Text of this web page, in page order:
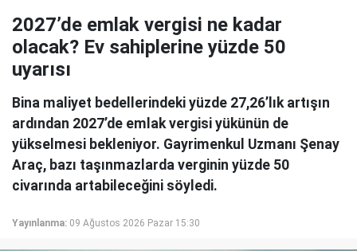
2027’de emlak vergisi ne kadar
olacak? Ev sahiplerine yüzde 50
uyarısı
Bina maliyet bedellerindeki yüzde 27,26’lık artışın
ardından 2027’de emlak vergisi yükünün de
yükselmesi bekleniyor. Gayrimenkul Uzmanı Şenay
Araç, bazı taşınmazlarda verginin yüzde 50
civarında artabileceğini söyledi.
Yayınlanma: 09 Ağustos 2026 Pazar 15:30